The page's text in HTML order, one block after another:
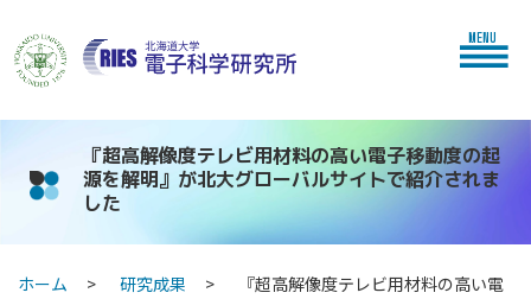
MENU
『超高解像度テレビ用材料の高い電子移動度の起
源を解明』が北大グローバルサイトで紹介されま
した
ホーム 研究成果
『超高解像度テレビ用材料の高い電